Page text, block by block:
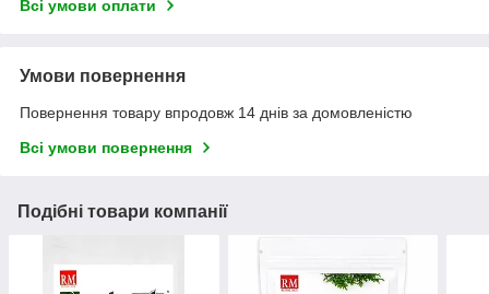
Всі умови оплати
Умови повернення
Повернення товару впродовж 14 днів за домовленістю
Всі умови повернення
Подібні товари компанії